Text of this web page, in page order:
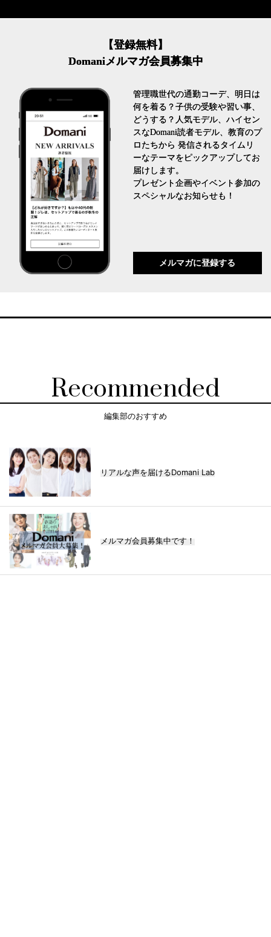
【登録無料】
Domaniメルマガ会員募集中
管理職世代の通勤コーデ、明日は
何を着る？子供の受験や習い事、
どうする？人気モデル、ハイセン
スなDomani読者モデル、教育のプ
ロたちから 発信されるタイムリ
ーなテーマをピックアップしてお
届けします。
プレゼント企画やイベント参加の
スペシャルなお知らせも！
メルマガに登録する
Recommended
編集部のおすすめ
リアルな声を届けるDomani Lab
メルマガ会員募集中です！